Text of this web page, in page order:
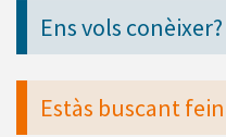
Ens vols conèixer?
Estàs buscant